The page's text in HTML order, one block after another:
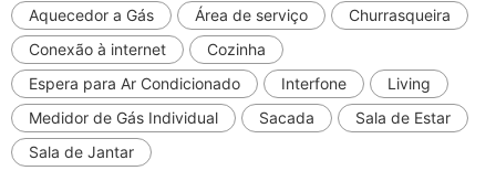
Aquecedor a Gás Área de serviço
Churrasqueira
Conexão à internet
Cozinha
Espera para Ar Condicionado
Interfone
Living
Medidor de Gás Individual
Sacada
Sala de Estar
Sala de Jantar